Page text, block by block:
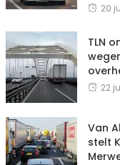
20
TLN
22
Van
stelt